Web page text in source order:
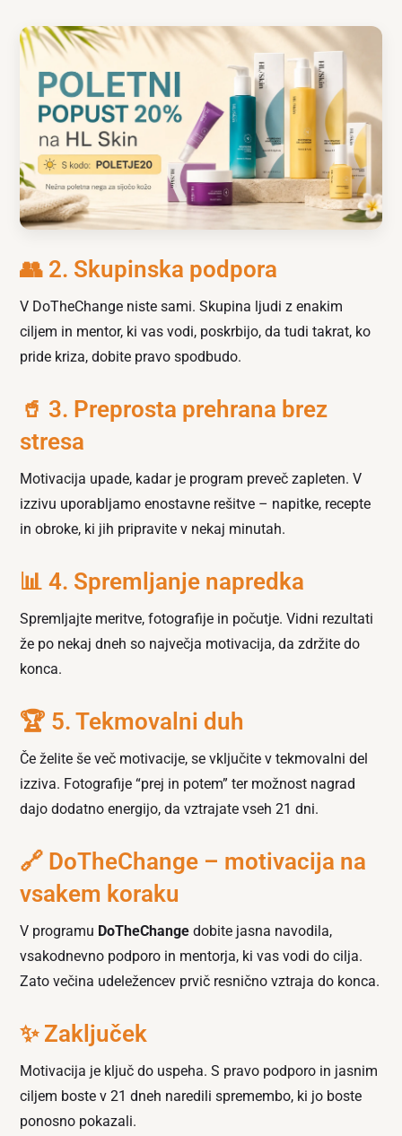
👥 2. Skupinska podpora
V DoTheChange niste sami. Skupina ljudi z enakim
ciljem in mentor, ki vas vodi, poskrbijo, da tudi takrat, ko
pride kriza, dobite pravo spodbudo.
🥤 3. Preprosta prehrana brez
stresa
Motivacija upade, kadar je program preveč zapleten. V
izzivu uporabljamo enostavne rešitve – napitke, recepte
in obroke, ki jih pripravite v nekaj minutah.
📊 4. Spremljanje napredka
Spremljajte meritve, fotografije in počutje. Vidni rezultati
že po nekaj dneh so največja motivacija, da zdržite do
konca.
🏆 5. Tekmovalni duh
Če želite še več motivacije, se vključite v tekmovalni del
izziva. Fotografije “prej in potem” ter možnost nagrad
dajo dodatno energijo, da vztrajate vseh 21 dni.
🔗 DoTheChange – motivacija na
vsakem koraku
V programu DoTheChange dobite jasna navodila,
vsakodnevno podporo in mentorja, ki vas vodi do cilja.
Zato večina udeležencev prvič resnično vztraja do konca.
✨ Zaključek
Motivacija je ključ do uspeha. S pravo podporo in jasnim
ciljem boste v 21 dneh naredili spremembo, ki jo boste
ponosno pokazali.